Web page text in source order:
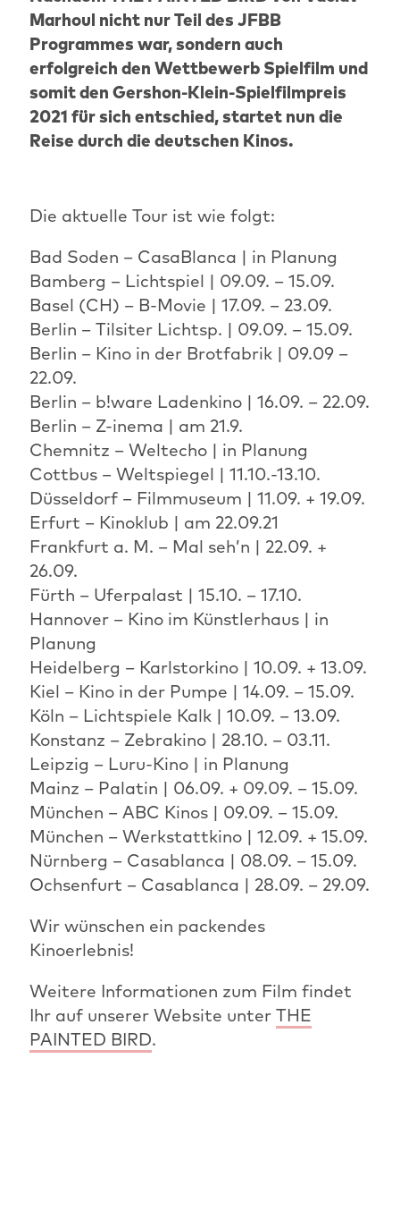
Marhoul nicht nur Teil des JFBB
Programmes war, sondern auch
erfolgreich den Wettbewerb Spielfilm und
somit den Gershon-Klein-Spielfilmpreis
2021 für sich entschied, startet nun die
Reise durch die deutschen Kinos.
Die aktuelle Tour ist wie folgt:
Bad Soden – CasaBlanca | in Planung
Bamberg – Lichtspiel | 09.09. – 15.09.
Basel (CH) – B-Movie | 17.09. – 23.09.
Berlin – Tilsiter Lichtsp. | 09.09. – 15.09.
Berlin – Kino in der Brotfabrik | 09.09 –
22.09.
Berlin – b!ware Ladenkino | 16.09. – 22.09.
Berlin – Z-inema | am 21.9.
Chemnitz – Weltecho | in Planung
Cottbus – Weltspiegel | 11.10.-13.10.
Düsseldorf – Filmmuseum | 11.09. + 19.09.
Erfurt – Kinoklub | am 22.09.21
Frankfurt a. M. – Mal seh’n | 22.09. +
26.09.
Fürth – Uferpalast | 15.10. – 17.10.
Hannover – Kino im Künstlerhaus | in
Planung
Heidelberg – Karlstorkino | 10.09. + 13.09.
Kiel – Kino in der Pumpe | 14.09. – 15.09.
Köln – Lichtspiele Kalk | 10.09. – 13.09.
Konstanz – Zebrakino | 28.10. – 03.11.
Leipzig – Luru-Kino | in Planung
Mainz – Palatin | 06.09. + 09.09. – 15.09.
München – ABC Kinos | 09.09. – 15.09.
München – Werkstattkino | 12.09. + 15.09.
Nürnberg – Casablanca | 08.09. – 15.09.
Ochsenfurt – Casablanca | 28.09. – 29.09.
Wir wünschen ein packendes
Kinoerlebnis!
Weitere Informationen zum Film findet
Ihr auf unserer Website unter THE
PAINTED BIRD.